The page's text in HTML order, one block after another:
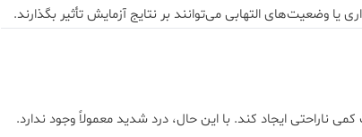
وضعیت‌های التهابی می‌توانند بر نتایج آزمایش تأثیر بگذارند.
ناراحتی ایجاد کند. با این حال، درد شدید معمولاً وجود ندارد.